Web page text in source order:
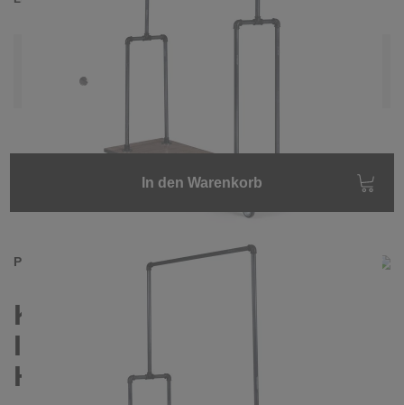
In den Warenkorb
Produktinformationen
Kleiderständer HYDRA –
Industrial Design trifft
Handwerkskunst